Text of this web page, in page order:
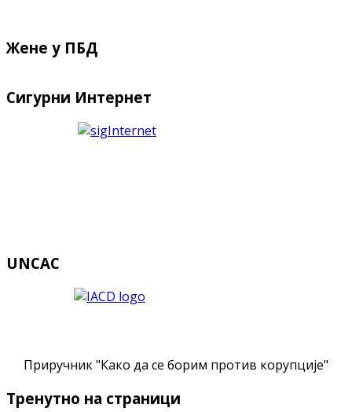
Жене у ПБД
Сигурни Интернет
UNCAC
Приручник "Како да се борим против корупције"
Тренутно на страници